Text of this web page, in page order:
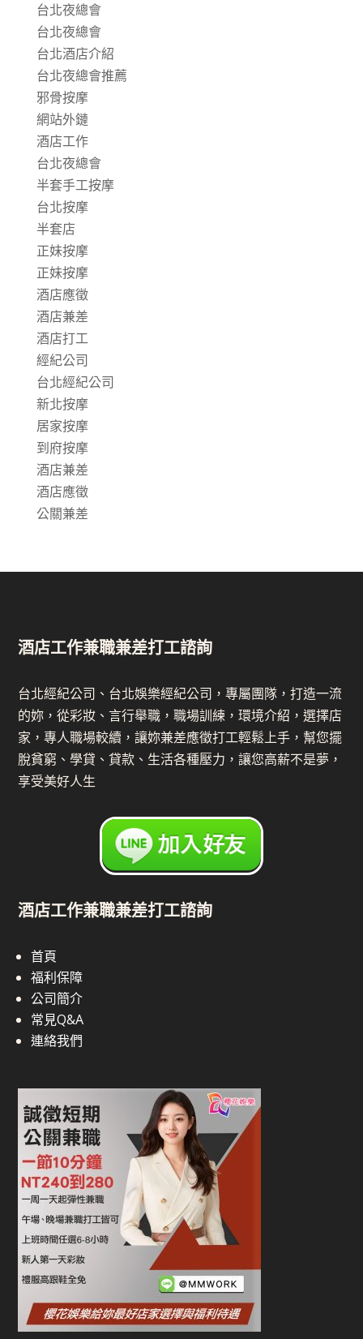
台北夜總會
台北夜總會
台北酒店介紹
台北夜總會推薦
邪骨按摩
網站外鏈
酒店工作
台北夜總會
半套手工按摩
台北按摩
半套店
正妹按摩
正妹按摩
酒店應徵
酒店兼差
酒店打工
經紀公司
台北經紀公司
新北按摩
居家按摩
到府按摩
酒店兼差
酒店應徵
公關兼差
酒店工作兼職兼差打工諮詢
台北經紀公司、台北娛樂經紀公司，專屬團隊，打造一流
的妳，從彩妝、言行舉職，職場訓練，環境介紹，選擇店
家，專人職場較續，讓妳兼差應徵打工輕鬆上手，幫您擺
脫貧窮、學貸、貸款、生活各種壓力，讓您高薪不是夢，
享受美好人生
酒店工作兼職兼差打工諮詢
首頁
福利保障
公司簡介
常見Q&A
連絡我們